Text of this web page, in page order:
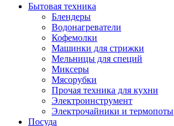
Бытовая техника
Блендеры
Водонагреватели
Кофемолки
Машинки для стрижки
Мельницы для специй
Миксеры
Мясорубки
Прочая техника для кухни
Электроинструмент
Электрочайники и термопоты
Посуда